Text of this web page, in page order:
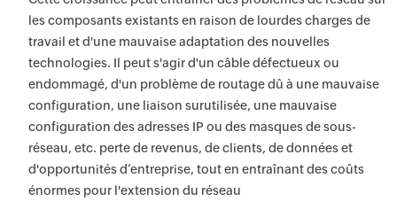
les composants existants en raison de lourdes charges de
travail et d'une mauvaise adaptation des nouvelles
technologies. Il peut s'agir d'un câble défectueux ou
endommagé, d'un problème de routage dû à une mauvaise
configuration, une liaison surutilisée, une mauvaise
configuration des adresses IP ou des masques de sous-
réseau, etc. perte de revenus, de clients, de données et
d'opportunités d’entreprise, tout en entraînant des coûts
énormes pour l'extension du réseau